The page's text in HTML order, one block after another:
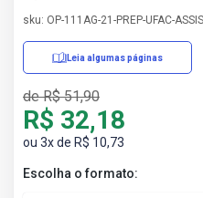
sku: OP-111AG-21-PREP-UFAC-
Leia algumas páginas
de R$ 51,90
R$ 32,18
ou 3x de R$ 10,73
Escolha o formato: